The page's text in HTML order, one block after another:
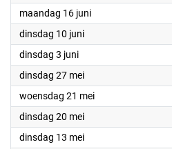
maandag 16 juni2025
dinsdag 10 juni2025
dinsdag 3 juni2025
dinsdag 27 mei2025
woensdag 21 mei2025
dinsdag 20 mei2025
dinsdag 13 mei2025